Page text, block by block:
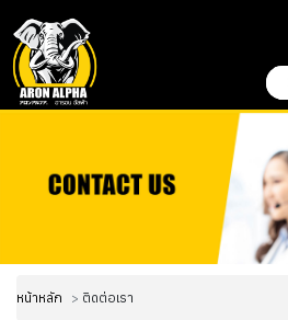
หน้าหลัก ติดต่อเรา